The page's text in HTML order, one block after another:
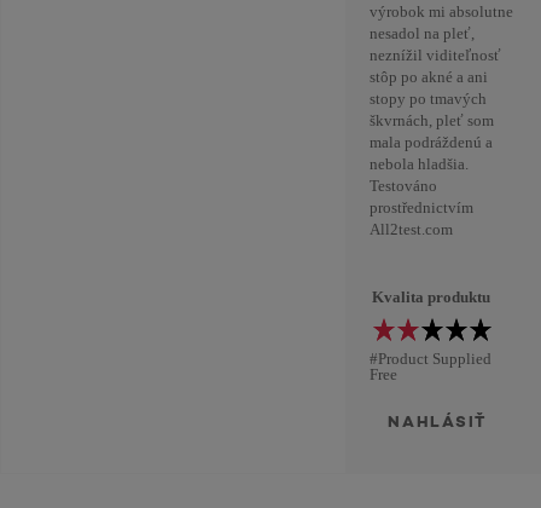
výrobok mi absolutne
nesadol na pleť,
neznížil viditeľnosť
stôp po akné a ani
stopy po tmavých
škvrnách, pleť som
mala podráždenú a
nebola hladšia.
Testováno
prostřednictvím
All2test.com
Kvalita produktu
#Product Supplied
Free
NAHLÁSIŤ